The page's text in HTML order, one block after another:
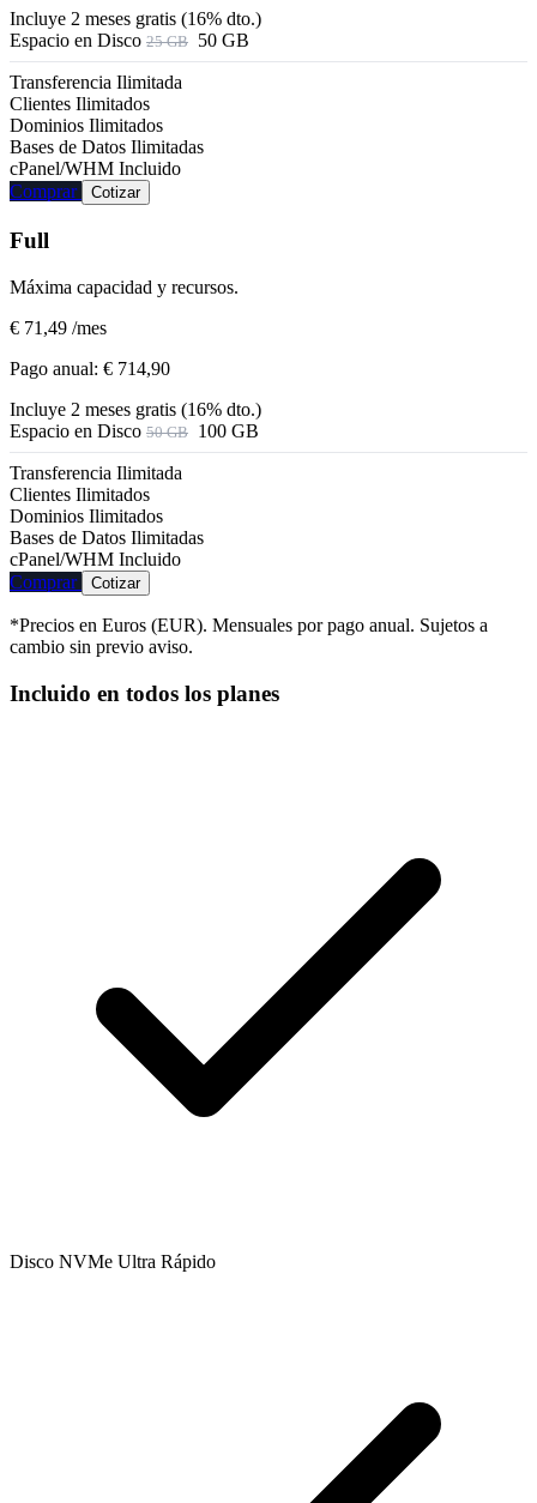
Incluye 2 meses gratis (16% dto.)
Espacio en Disco 25 GB 50 GB
Transferencia Ilimitada
Clientes Ilimitados
Dominios Ilimitados
Bases de Datos Ilimitadas
cPanel/WHM Incluido
Comprar
Cotizar
Full
Máxima capacidad y recursos.
€ 71,49 /mes
Pago anual: € 714,90
Incluye 2 meses gratis (16% dto.)
Espacio en Disco 50 GB 100 GB
Transferencia Ilimitada
Clientes Ilimitados
Dominios Ilimitados
Bases de Datos Ilimitadas
cPanel/WHM Incluido
Comprar
Cotizar
*Precios en Euros (EUR). Mensuales por pago anual. Sujetos a
cambio sin previo aviso.
Incluido en todos los planes
Disco NVMe Ultra Rápido